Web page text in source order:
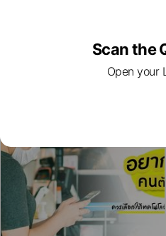
Scan the
Open your